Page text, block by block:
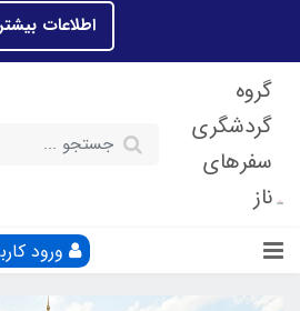
اطلاعات
گروه
گردشگری
سفرهای
ناز
ورود